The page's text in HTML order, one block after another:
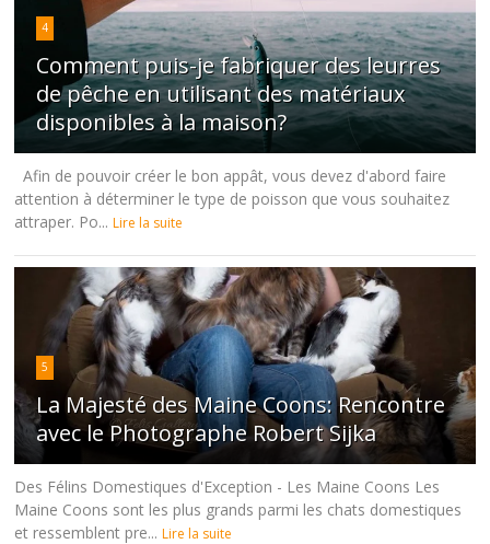
4
Comment puis-je fabriquer des leurres
de pêche en utilisant des matériaux
disponibles à la maison?
Afin de pouvoir créer le bon appât, vous devez d'abord faire
attention à déterminer le type de poisson que vous souhaitez
attraper. Po... Lire la suite
5
La Majesté des Maine Coons: Rencontre
avec le Photographe Robert Sijka
Des Félins Domestiques d'Exception - Les Maine Coons Les
Maine Coons sont les plus grands parmi les chats domestiques
et ressemblent pre... Lire la suite